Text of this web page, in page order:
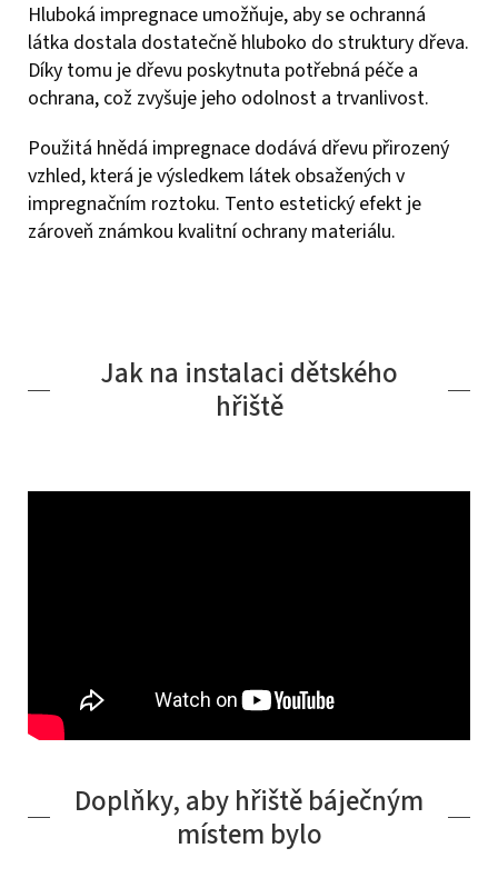
Hluboká impregnace umožňuje, aby se ochranná
látka dostala dostatečně hluboko do struktury dřeva.
Díky tomu je dřevu poskytnuta potřebná péče a
ochrana, což zvyšuje jeho odolnost a trvanlivost.
Použitá hnědá impregnace dodává dřevu přirozený
vzhled, která je výsledkem látek obsažených v
impregnačním roztoku. Tento estetický efekt je
zároveň známkou kvalitní ochrany materiálu.
Jak na instalaci dětského
hřiště
Doplňky, aby hřiště báječným
místem bylo